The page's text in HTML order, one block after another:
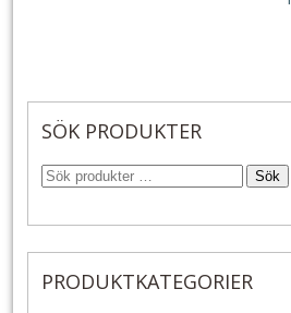
SÖK PRODUKTER
Sök
PRODUKTKATEGORIER